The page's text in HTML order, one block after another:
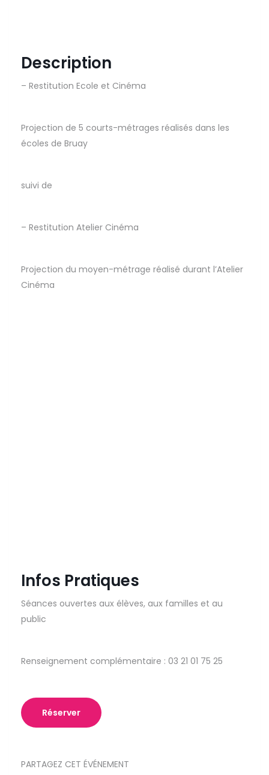
Description
– Restitution Ecole et Cinéma
Projection de 5 courts-métrages réalisés dans les
écoles de Bruay
suivi de
– Restitution Atelier Cinéma
Projection du moyen-métrage réalisé durant l’Atelier
Cinéma
Infos Pratiques
Séances ouvertes aux élèves, aux familles et au
public
Renseignement complémentaire : 03 21 01 75 25
Réserver
PARTAGEZ CET ÉVÉNEMENT